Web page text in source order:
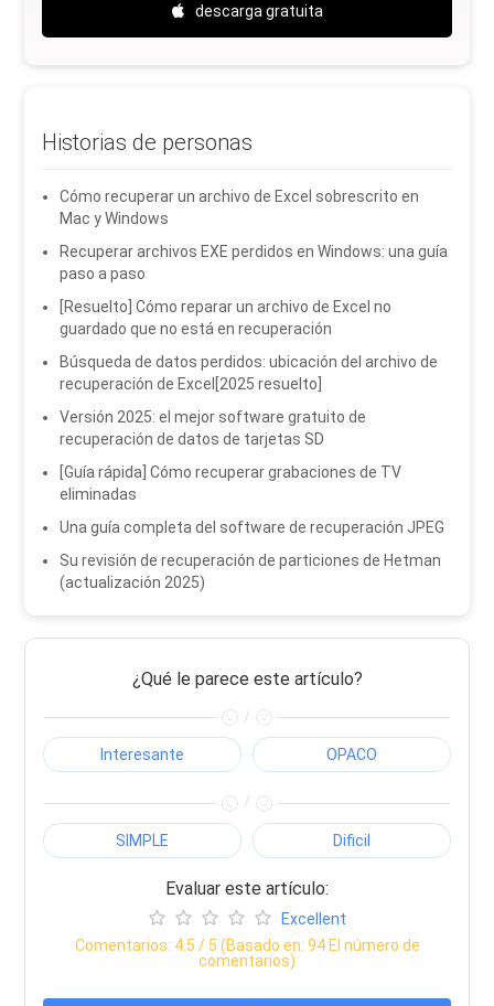
descarga gratuita
Historias de personas
Cómo recuperar un archivo de Excel sobrescrito en
Mac y Windows
Recuperar archivos EXE perdidos en Windows: una guía
paso a paso
[Resuelto] Cómo reparar un archivo de Excel no
guardado que no está en recuperación
Búsqueda de datos perdidos: ubicación del archivo de
recuperación de Excel[2025 resuelto]
Versión 2025: el mejor software gratuito de
recuperación de datos de tarjetas SD
[Guía rápida] Cómo recuperar grabaciones de TV
eliminadas
Una guía completa del software de recuperación JPEG
Su revisión de recuperación de particiones de Hetman
(actualización 2025)
¿Qué le parece este artículo?
/
Interesante OPACO
/
SIMPLE Dificil
Evaluar este artículo:
Excellent
Comentarios: 4.5 / 5 (Basado en: 94El número de
comentarios)